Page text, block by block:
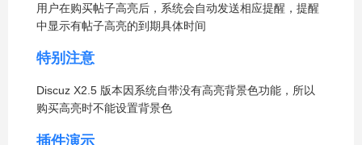
用户在购买帖子高亮后，系统会自动发送相应提醒，提醒
中显示有帖子高亮的到期具体时间
特别注意
Discuz X2.5 版本因系统自带没有高亮背景色功能，所以
购买高亮时不能设置背景色
插件演示